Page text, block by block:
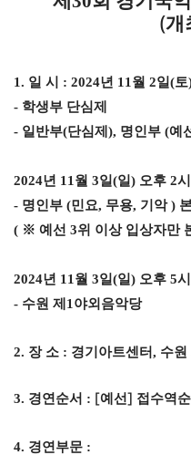
(개
1. 일 시 : 2024년 11 월 2일(토
- 학생부 단심제
- 일반부(단심제 ), 명인부 (예
2024년 11 월 3일(일) 오후 2
- 명인부 (민요, 무용, 기악)
( ※ 예선 3위 이상 입상자만
2024년 11 월 3일(일) 오후 5
- 수원 제 1 야외음악당
2. 장 소 : 경기아트센터, 수원
3. 경연순서 : 예선 접수역
4. 경연부문 :